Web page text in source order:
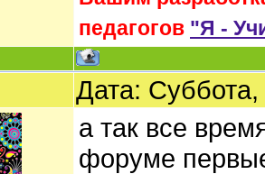
педагогов "Я -
Дата:
а так все
форуме